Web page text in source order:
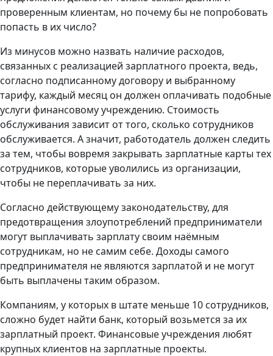
проверенным клиентам, но почему бы не попробовать
попасть в их число?
Из минусов можно назвать наличие расходов,
связанных с реализацией зарплатного проекта, ведь,
согласно подписанному договору и выбранному
тарифу, каждый месяц он должен оплачивать подобные
услуги финансовому учреждению. Стоимость
обслуживания зависит от того, сколько сотрудников
обслуживается. А значит, работодатель должен следить
за тем, чтобы вовремя закрывать зарплатные карты тех
сотрудников, которые уволились из организации,
чтобы не переплачивать за них.
Согласно действующему законодательству, для
предотвращения злоупотреблений предприниматели
могут выплачивать зарплату своим наёмным
сотрудникам, но не самим себе. Доходы самого
предпринимателя не являются зарплатой и не могут
быть выплачены таким образом.
Компаниям, у которых в штате меньше 10 сотрудников,
сложно будет найти банк, который возьмется за их
зарплатный проект. Финансовые учреждения любят
крупных клиентов на зарплатные проекты.